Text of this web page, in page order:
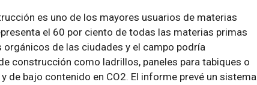
es uno de los mayores usuarios de materias
el 60 por ciento de todas las materias primas
de las ciudades y el campo podría
construcción como ladrillos, paneles para tabiques o
de bajo contenido en CO2. El informe prevé un sistema